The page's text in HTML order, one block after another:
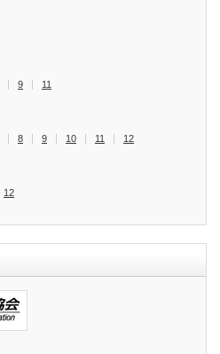
9 11
8 9 10 11 12
12